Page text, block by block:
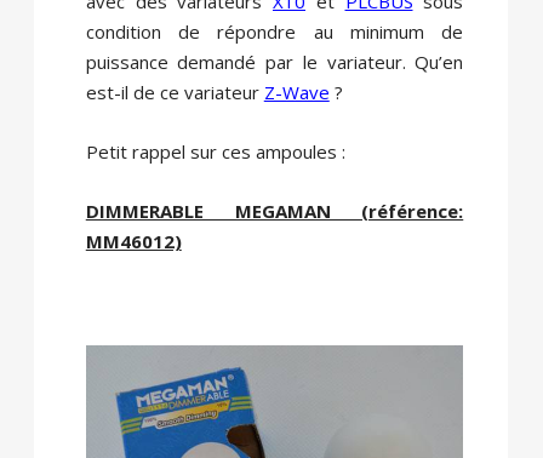
condition de répondre au minimum de
puissance demandé par le variateur. Qu’en
est-il de ce variateur Z-Wave ?
Petit rappel sur ces ampoules :
DIMMERABLE MEGAMAN (référence:
MM46012)